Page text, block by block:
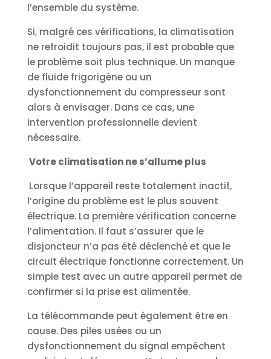
l’ensemble du système.
Si, malgré ces vérifications, la climatisation
ne refroidit toujours pas, il est probable que
le problème soit plus technique. Un manque
de fluide frigorigène ou un
dysfonctionnement du compresseur sont
alors à envisager. Dans ce cas, une
intervention professionnelle devient
nécessaire.
Votre climatisation ne s’allume plus
Lorsque l’appareil reste totalement inactif,
l’origine du problème est le plus souvent
électrique. La première vérification concerne
l’alimentation. Il faut s’assurer que le
disjoncteur n’a pas été déclenché et que le
circuit électrique fonctionne correctement. Un
simple test avec un autre appareil permet de
confirmer si la prise est alimentée.
La télécommande peut également être en
cause. Des piles usées ou un
dysfonctionnement du signal empêchent